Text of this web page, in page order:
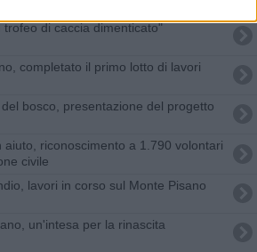
trofeo di caccia dimenticato"
completato il primo lotto di lavori
bosco, presentazione del progetto
aiuto, riconoscimento a 1.790 volontari
civile
lavori in corso sul Monte Pisano
un'intesa per la rinascita